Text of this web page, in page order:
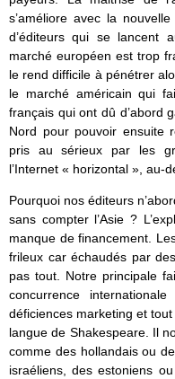
s’améliore avec la
d’éditeurs qui se lancent
marché européen est trop
le rend difficile à pénétrer
le marché américain qui
français qui ont dû d’abord
Nord pour pouvoir ensuite
pris au sérieux par les
l’Internet « horizontal », au-
Pourquoi nos éditeurs
sans compter l’Asie ?
manque de financement.
frileux car échaudés par
pas tout. Notre principale
concurrence
déficiences marketing et
langue de Shakespeare. Il
comme des hollandais ou
israéliens, des estoniens